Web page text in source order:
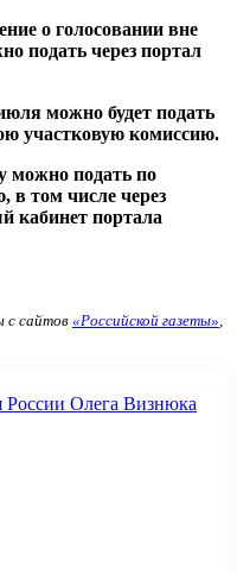
о голосовании вне
подать через портал
можно будет подать
участковую комиссию.
можно подать по
в том числе через
кабинет портала
с сайтов «Российской газеты»